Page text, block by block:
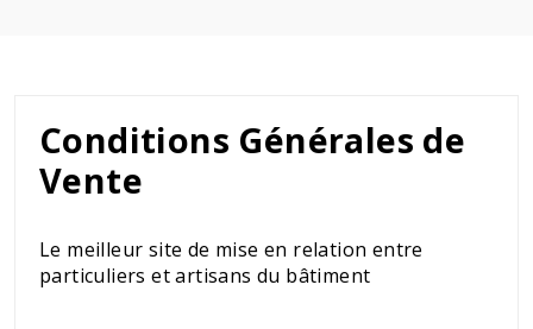
Conditions Générales de
Vente
Le meilleur site de mise en relation entre
particuliers et artisans du bâtiment